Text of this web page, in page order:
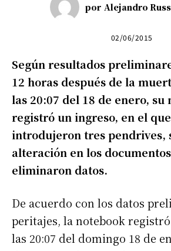
por Alejandro
02/06/2015
Según resultados
12 horas después de la
las 20:07 del 18 de enero, su
registró un ingreso, en el
introdujeron tres pendrives,
alteración en los
eliminaron datos.
De acuerdo con los datos
peritajes, la notebook
las 20:07 del domingo 18 de